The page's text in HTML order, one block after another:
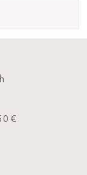
€